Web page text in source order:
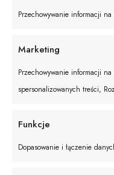
Przechowywanie informacji
Marketing
Przechowywanie informacji
spersonalizowanych treści,
Funkcje
Dopasowanie i łączenie